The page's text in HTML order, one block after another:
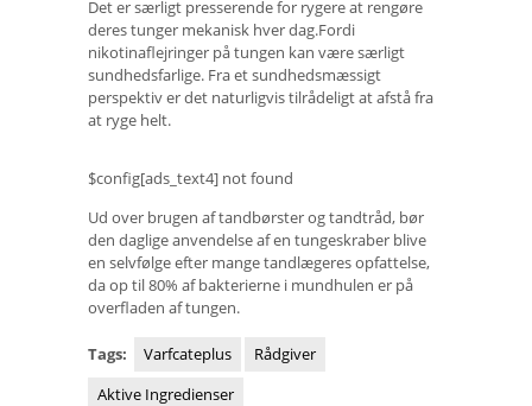
Det er særligt presserende for rygere at rengøre
deres tunger mekanisk hver dag.Fordi
nikotinaflejringer på tungen kan være særligt
sundhedsfarlige. Fra et sundhedsmæssigt
perspektiv er det naturligvis tilrådeligt at afstå fra
at ryge helt.
$config[ads_text4] not found
Ud over brugen af ​​tandbørster og tandtråd, bør
den daglige anvendelse af en tungeskraber blive
en selvfølge efter mange tandlægeres opfattelse,
da op til 80% af bakterierne i mundhulen er på
overfladen af ​​tungen.
Tags: Varfcateplus
Rådgiver
Aktive Ingredienser